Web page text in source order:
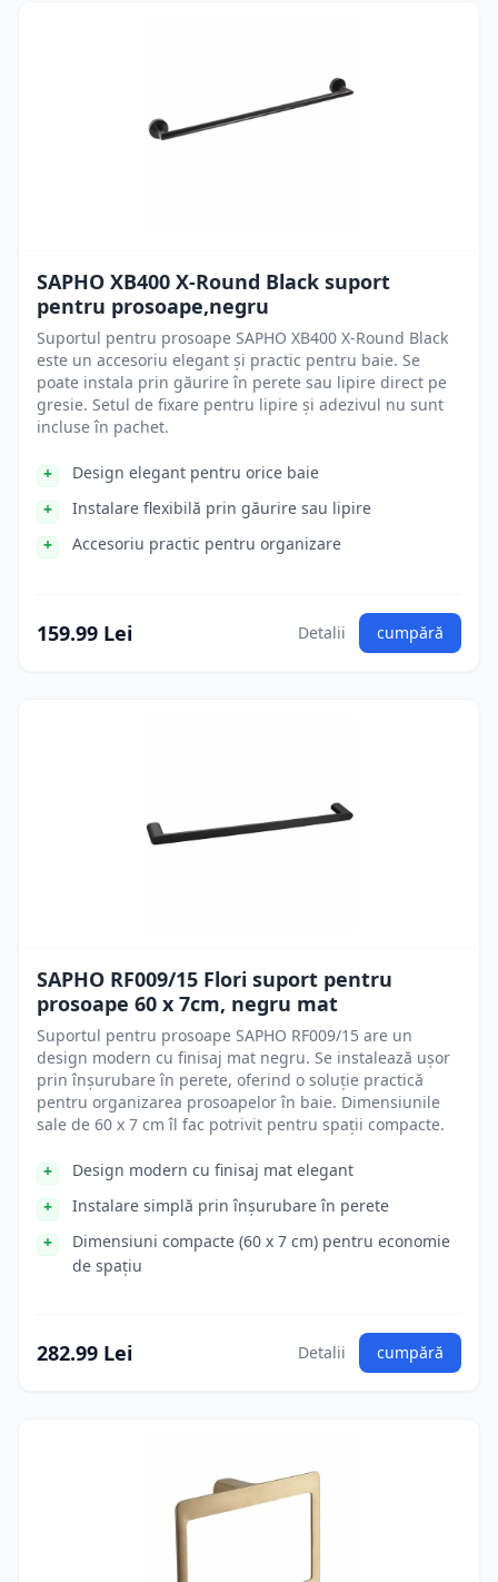
SAPHO XB400 X-Round Black suport
pentru prosoape,negru
Suportul pentru prosoape SAPHO XB400 X-Round Black
este un accesoriu elegant și practic pentru baie. Se
poate instala prin găurire în perete sau lipire direct pe
gresie. Setul de fixare pentru lipire și adezivul nu sunt
incluse în pachet.
Design elegant pentru orice baie
Instalare flexibilă prin găurire sau lipire
Accesoriu practic pentru organizare
159.99 Lei Detalii cumpără
SAPHO RF009/15 Flori suport pentru
prosoape 60 x 7cm, negru mat
Suportul pentru prosoape SAPHO RF009/15 are un
design modern cu finisaj mat negru. Se instalează ușor
prin înșurubare în perete, oferind o soluție practică
pentru organizarea prosoapelor în baie. Dimensiunile
sale de 60 x 7 cm îl fac potrivit pentru spații compacte.
Design modern cu finisaj mat elegant
Instalare simplă prin înșurubare în perete
Dimensiuni compacte (60 x 7 cm) pentru economie
de spațiu
282.99 Lei Detalii cumpără